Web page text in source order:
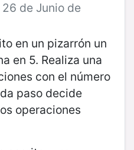
de Junio de
en un pizarrón un
en 5. Realiza una
con el número
paso decide
operaciones